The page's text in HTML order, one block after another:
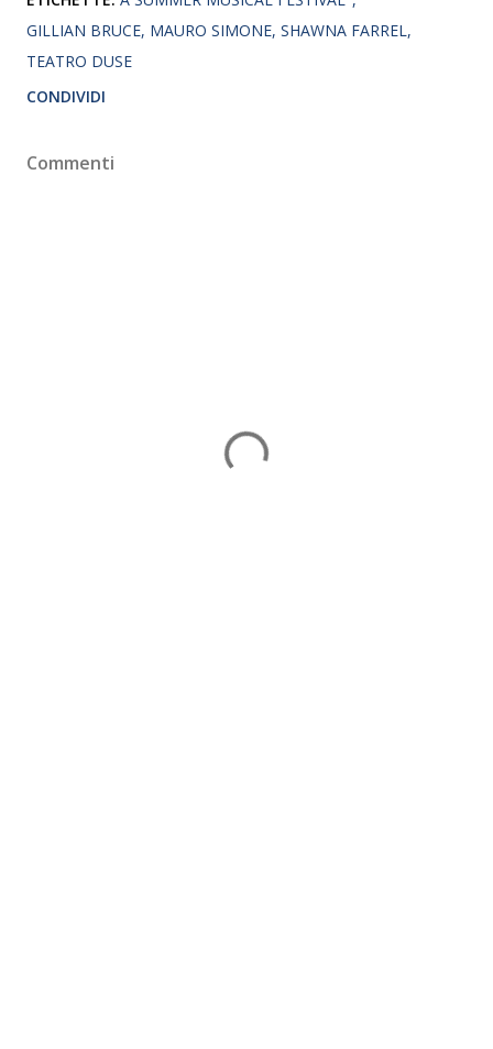
GILLIAN BRUCE MAURO SIMONE SHAWNA FARREL
TEATRO DUSE
CONDIVIDI
Commenti